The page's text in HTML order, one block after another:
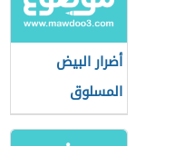
أضرار البيض
المسلوق